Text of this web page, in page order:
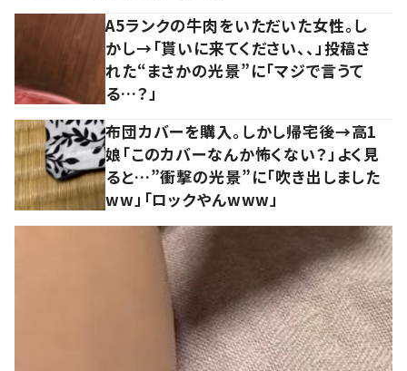
A5ランクの牛肉をいただいた女性。し
かし→「貰いに来てください、、」投稿さ
れた“まさかの光景”に「マジで言うて
る…？」
布団カバーを購入。しかし帰宅後→高1
娘「このカバーなんか怖くない？」よく見
ると…”衝撃の光景”に「吹き出しました
ww」「ロックやんwww」